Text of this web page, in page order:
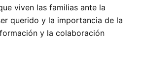
viven las familias ante la
querido y la importancia de la
y la colaboración